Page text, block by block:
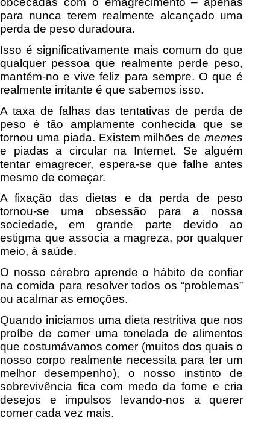
para nunca terem realmente alcançado uma
perda de peso duradoura.
Isso é significativamente mais comum do que
qualquer pessoa que realmente perde peso,
mantém-no e vive feliz para sempre. O que é
realmente irritante é que sabemos isso.
A taxa de falhas das tentativas de perda de
peso é tão amplamente conhecida que se
tornou uma piada. Existem milhões dememes
e piadas a circular na Internet. Se alguém
tentar emagrecer, espera-se que falhe antes
mesmo de começar.
A fixação das dietas e da perda de peso
tornou-se uma obsessão para a nossa
sociedade, em grande parte devido ao
estigma que associa a magreza, por qualquer
meio, à saúde.
O nosso cérebro aprende o hábito de confiar
na comida para resolver todos os “problemas”
ou acalmar as emoções.
Quando iniciamos uma dieta restritiva que nos
proíbe de comer uma tonelada de alimentos
que costumávamos comer (muitos dos quais o
nosso corpo realmente necessita para ter um
melhor desempenho), o nosso instinto de
sobrevivência fica com medo da fome e cria
desejos e impulsos levando-nos a querer
comer cada vez mais.